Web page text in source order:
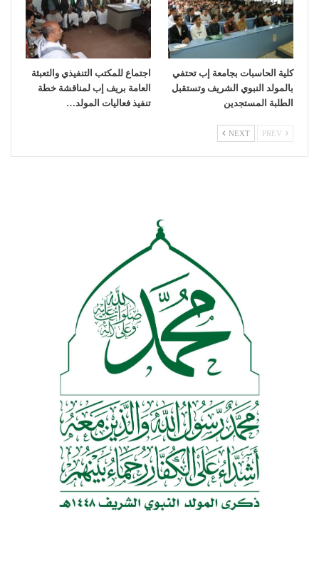
كلية الحاسبات بجامعة إب تحتفي
بالمولد النبوي الشريف وتستقبل
الطلبة المستجدين
اجتماع للمكتب التنفيذي والتعبئة
العامة بريف إب لمناقشة خطة
تنفيذ فعاليات المولد…
NEXT